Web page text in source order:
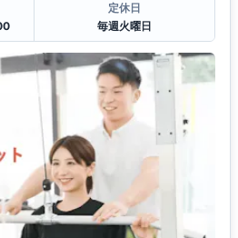
定休日
毎週火曜日